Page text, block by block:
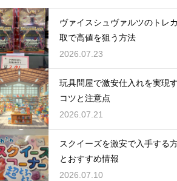
ヴァイスシュヴァルツのトレ
取で高値を狙う方法
2026.07.23
玩具問屋で激安仕入れを実現
コツと注意点
2026.07.21
スクイーズを激安で入手する
とおすすめ情報
2026.07.10